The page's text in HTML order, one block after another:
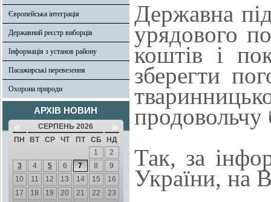
Європейська інтеграція
Державний реєстр виборців
Інформація з установ району
Пасажирські перевезення
Охорона природи
АРХІВ НОВИН
« СЕРПЕНЬ 2026 »
ПН ВТ СР ЧТ ПТ СБ
НД
1
2
3
4 5 6 7 8
9
10
11 12 13 14 15
16
17
18 19 20 21 22
23
Державна
урядового
коштів і
зберегти
продовольчу
Так, за
України, на